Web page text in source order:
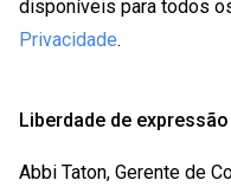
disponíveis para todos
Privacidade.
Liberdade de
Abbi Taton, Gerente de